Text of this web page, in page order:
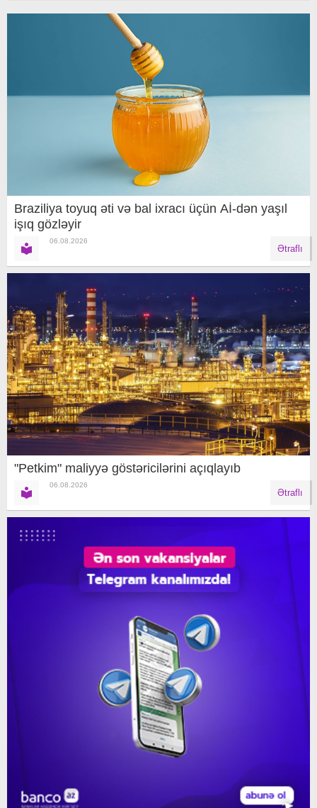
Braziliya toyuq əti və bal ixracı üçün Aİ-dən yaşıl
işıq gözləyir
06.08.2026
Ətraflı
"Petkim" maliyyə göstəricilərini açıqlayıb
06.08.2026
Ətraflı